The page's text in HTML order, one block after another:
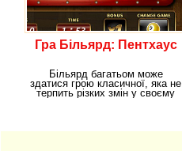
Гра Більярд: Пентхаус
Більярд багатьом може
здатися грою класичної, яка не
терпить різких змін у своєму